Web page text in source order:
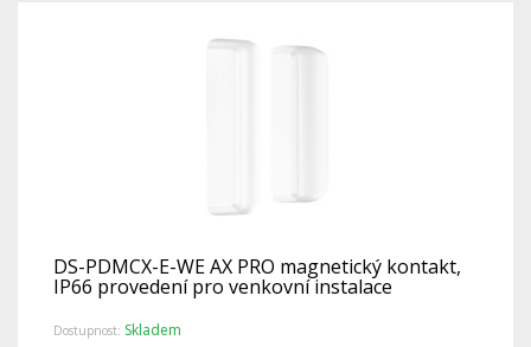
DS-PDMCX-E-WE AX PRO magnetický kontakt,
IP66 provedení pro venkovní instalace
Dostupnost: Skladem